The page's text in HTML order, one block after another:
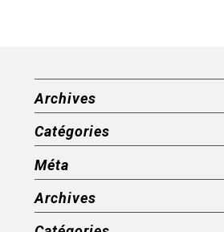
Archives
Catégories
Méta
Archives